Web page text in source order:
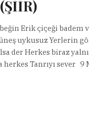
Erik çiçeği badem
uykusuz Yerlerin
der Herkes biraz
herkes Tanrıyı sever